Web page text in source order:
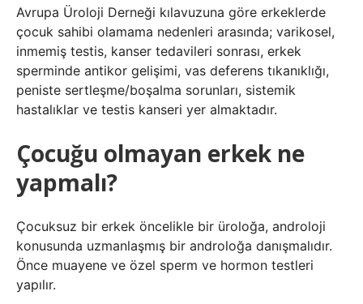
Avrupa Üroloji Derneği kılavuzuna göre erkeklerde
çocuk sahibi olamama nedenleri arasında; varikosel,
inmemiş testis, kanser tedavileri sonrası, erkek
sperminde antikor gelişimi, vas deferens tıkanıklığı,
peniste sertleşme/boşalma sorunları, sistemik
hastalıklar ve testis kanseri yer almaktadır.
Çocuğu olmayan erkek ne
yapmalı?
Çocuksuz bir erkek öncelikle bir üroloğa, androloji
konusunda uzmanlaşmış bir androloğa danışmalıdır.
Önce muayene ve özel sperm ve hormon testleri
yapılır.